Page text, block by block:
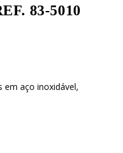
83-5010
em aço inoxidável,